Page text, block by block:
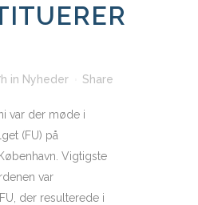
in Nyheder Share
var der møde i
(FU) på
Vigtigste
var
der resulterede i